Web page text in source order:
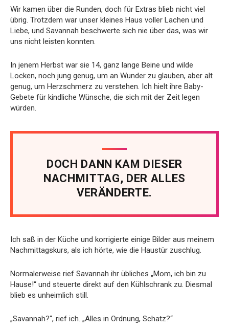
Wir kamen über die Runden, doch für Extras blieb nicht viel
übrig. Trotzdem war unser kleines Haus voller Lachen und
Liebe, und Savannah beschwerte sich nie über das, was wir
uns nicht leisten konnten.
In jenem Herbst war sie 14, ganz lange Beine und wilde
Locken, noch jung genug, um an Wunder zu glauben, aber alt
genug, um Herzschmerz zu verstehen. Ich hielt ihre Baby-
Gebete für kindliche Wünsche, die sich mit der Zeit legen
würden.
DOCH DANN KAM DIESER
NACHMITTAG, DER ALLES
VERÄNDERTE.
Ich saß in der Küche und korrigierte einige Bilder aus meinem
Nachmittagskurs, als ich hörte, wie die Haustür zuschlug.
Normalerweise rief Savannah ihr übliches „Mom, ich bin zu
Hause!“ und steuerte direkt auf den Kühlschrank zu. Diesmal
blieb es unheimlich still.
„Savannah?“, rief ich. „Alles in Ordnung, Schatz?“